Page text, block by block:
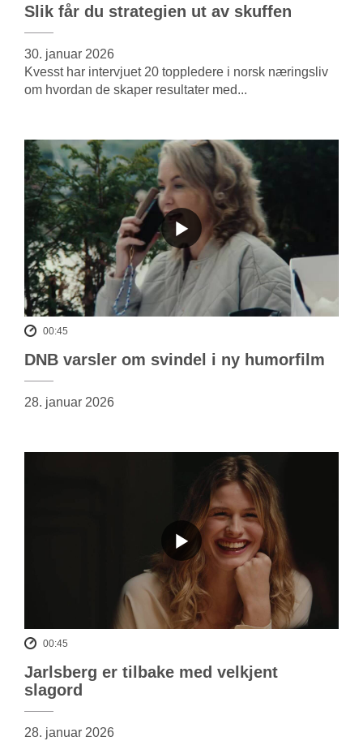
Slik får du strategien ut av skuffen
30. januar 2026
Kvesst har intervjuet 20 toppledere i norsk næringsliv
om hvordan de skaper resultater med...
00:45
DNB varsler om svindel i ny humorfilm
28. januar 2026
00:45
Jarlsberg er tilbake med velkjent
slagord
28. januar 2026